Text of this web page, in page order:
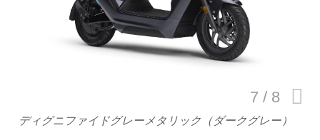
ライフスタイル
テクノロジー
運営会社
ディグニファイドグレーメタリック（ダークグレー）